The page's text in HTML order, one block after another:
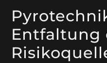
Entfaltung